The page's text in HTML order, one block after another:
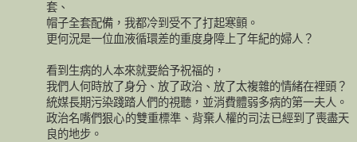
套、
帽子全套配備，我都冷到受不了打起寒顫。
更何況是一位血液循環差的重度身障上了年紀的婦人？
看到生病的人本來就要給予祝福的，
我們人何時放了身分、放了政治、放了太複雜的情緒在裡頭？
統媒長期污染踐踏人們的視聽，並消費體弱多病的第一夫人。
政治名嘴們狠心的雙重標準、背棄人權的司法已經到了喪盡天
良的地步。